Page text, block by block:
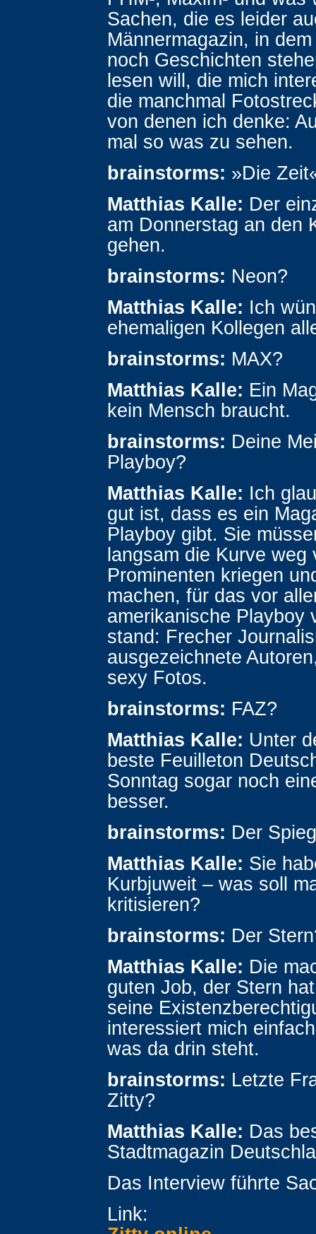
Sachen, die es leider
Männermagazin, in
noch Geschichten
lesen will, die mich
die manchmal
von denen ich denke:
mal so was zu sehen.
brainstorms: »Die
Matthias Kalle: Der
am Donnerstag an den
gehen.
brainstorms: Neon?
Matthias Kalle: Ich
ehemaligen Kollegen
brainstorms: MAX?
Matthias Kalle: Ein
kein Mensch braucht.
brainstorms: Deine
Playboy?
Matthias Kalle: Ich
gut ist, dass es ein
Playboy gibt. Sie
langsam die Kurve weg
Prominenten kriegen
machen, für das vor
amerikanische Playboy
stand: Frecher
ausgezeichnete
sexy Fotos.
brainstorms: FAZ?
Matthias Kalle: Unter
beste Feuilleton
Sonntag sogar noch
besser.
brainstorms: Der
Matthias Kalle: Sie
Kurbjuweit – was soll
kritisieren?
brainstorms: Der
Matthias Kalle: Die
guten Job, der Stern
seine
interessiert mich
was da drin steht.
brainstorms: Letzte
Zitty?
Matthias Kalle: Das
Stadtmagazin
Das Interview führte
Link: